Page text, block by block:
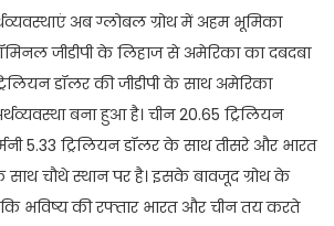
अब ग्लोबल ग्रोथ में अहम भूमिका
जीडीपी के लिहाज से अमेरिका का दबदबा
डॉलर की जीडीपी के साथ अमेरिका
बना हुआ है। चीन 20.65 ट्रिलियन
5.33 ट्रिलियन डॉलर के साथ तीसरे और भारत
साथ चौथे स्थान पर है। इसके बावजूद ग्रोथ के
कि भविष्य की रफ्तार भारत और चीन तय करते